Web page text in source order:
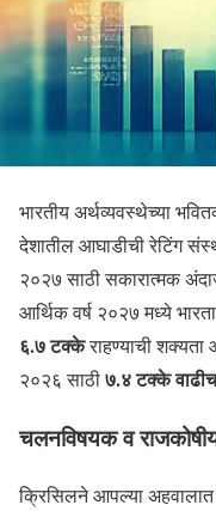
भारतीय अर्थव्यवस्थेच्या
देशातील आघाडीची रेटिंग
२०२७ साठी सकारात्मक
आर्थिक वर्ष २०२७ मध्ये
६.७ टक्केराहण्याची
२०२६ साठी७.४ टक्के
चलनविषयक व
क्रिसिलने आपल्या